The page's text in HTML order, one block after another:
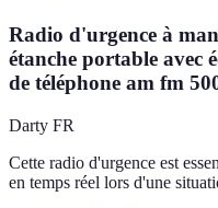
Radio d'urgence à
étanche portable avec
de téléphone am fm
Darty FR
Cette radio d'urgence est
en temps réel lors d'une